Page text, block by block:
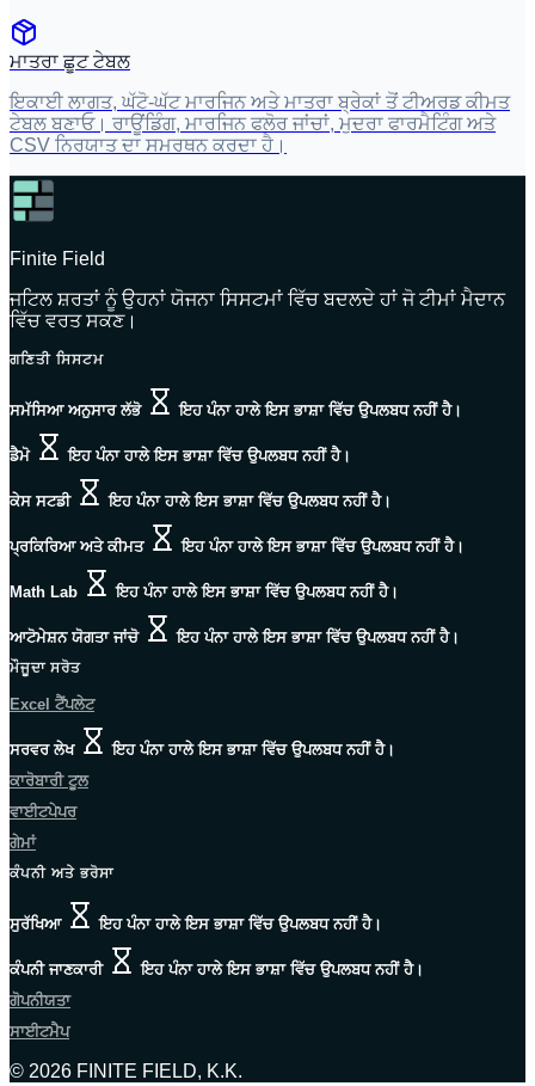
ਮਾਤਰਾ ਛੂਟ ਟੇਬਲ
ਇਕਾਈ ਲਾਗਤ, ਘੱਟੋ-ਘੱਟ ਮਾਰਜਿਨ ਅਤੇ ਮਾਤਰਾ ਬ੍ਰੇਕਾਂ ਤੋਂ ਟੀਅਰਡ ਕੀਮਤ
ਟੇਬਲ ਬਣਾਓ। ਰਾਊਂਡਿੰਗ, ਮਾਰਜਿਨ ਫਲੋਰ ਜਾਂਚਾਂ, ਮੁਦਰਾ ਫਾਰਮੈਟਿੰਗ ਅਤੇ
CSV ਨਿਰਯਾਤ ਦਾ ਸਮਰਥਨ ਕਰਦਾ ਹੈ।
Finite Field
ਜਟਿਲ ਸ਼ਰਤਾਂ ਨੂੰ ਉਹਨਾਂ ਯੋਜਨਾ ਸਿਸਟਮਾਂ ਵਿੱਚ ਬਦਲਦੇ ਹਾਂ ਜੋ ਟੀਮਾਂ ਮੈਦਾਨ
ਵਿੱਚ ਵਰਤ ਸਕਣ।
ਗਣਿਤੀ ਸਿਸਟਮ
ਸਮੱਸਿਆ ਅਨੁਸਾਰ ਲੱਭੋ ਇਹ ਪੰਨਾ ਹਾਲੇ ਇਸ ਭਾਸ਼ਾ ਵਿੱਚ ਉਪਲਬਧ ਨਹੀਂ ਹੈ।
ਡੈਮੋ ਇਹ ਪੰਨਾ ਹਾਲੇ ਇਸ ਭਾਸ਼ਾ ਵਿੱਚ ਉਪਲਬਧ ਨਹੀਂ ਹੈ।
ਕੇਸ ਸਟਡੀ ਇਹ ਪੰਨਾ ਹਾਲੇ ਇਸ ਭਾਸ਼ਾ ਵਿੱਚ ਉਪਲਬਧ ਨਹੀਂ ਹੈ।
ਪ੍ਰਕਿਰਿਆ ਅਤੇ ਕੀਮਤ ਇਹ ਪੰਨਾ ਹਾਲੇ ਇਸ ਭਾਸ਼ਾ ਵਿੱਚ ਉਪਲਬਧ ਨਹੀਂ ਹੈ।
Math Lab ਇਹ ਪੰਨਾ ਹਾਲੇ ਇਸ ਭਾਸ਼ਾ ਵਿੱਚ ਉਪਲਬਧ ਨਹੀਂ ਹੈ।
ਆਟੋਮੇਸ਼ਨ ਯੋਗਤਾ ਜਾਂਚੋ ਇਹ ਪੰਨਾ ਹਾਲੇ ਇਸ ਭਾਸ਼ਾ ਵਿੱਚ ਉਪਲਬਧ ਨਹੀਂ ਹੈ।
ਮੌਜੂਦਾ ਸਰੋਤ
Excel ਟੈਂਪਲੇਟ
ਸਰਵਰ ਲੇਖ
ਇਹ ਪੰਨਾ ਹਾਲੇ ਇਸ ਭਾਸ਼ਾ ਵਿੱਚ ਉਪਲਬਧ ਨਹੀਂ ਹੈ।
ਕਾਰੋਬਾਰੀ ਟੂਲ
ਵਾਈਟਪੇਪਰ
ਗੇਮਾਂ
ਕੰਪਨੀ ਅਤੇ ਭਰੋਸਾ
ਸੁਰੱਖਿਆ ਇਹ ਪੰਨਾ ਹਾਲੇ ਇਸ ਭਾਸ਼ਾ ਵਿੱਚ ਉਪਲਬਧ ਨਹੀਂ ਹੈ।
ਕੰਪਨੀ ਜਾਣਕਾਰੀ
ਇਹ ਪੰਨਾ ਹਾਲੇ ਇਸ ਭਾਸ਼ਾ ਵਿੱਚ ਉਪਲਬਧ ਨਹੀਂ ਹੈ।
ਗੋਪਨੀਯਤਾ
ਸਾਈਟਮੈਪ
© 2026 FINITE FIELD, K.K.